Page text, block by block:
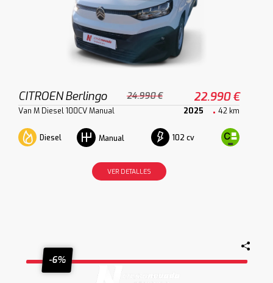
CITROEN Berlingo 24.990 € 22.990 €
Van M Diesel 100CV Manual 2025 42 km
Diesel Manual 102 cv
VER DETALLES
-6%